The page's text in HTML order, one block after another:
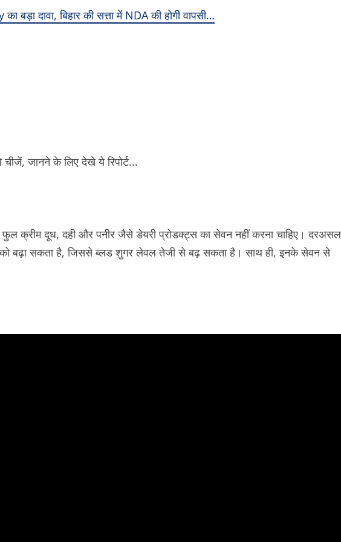
बड़ा दावा, बिहार की सत्ता में NDA की होगी वापसी…
क्रीम दूध, दही और पनीर जैसे डेयरी प्रोडक्ट्स का सेवन नहीं करना चाहिए।
बढ़ा सकता है, जिससे ब्लड शुगर लेवल तेजी से बढ़ सकता है। साथ ही, इनके सेवन से